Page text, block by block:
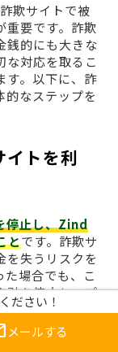
欺サイトで被
重要です。詐欺
銭的にも大きな
な対応を取るこ
す。以下に、詐
的なステップを
イトを利
停止し、Zind
とです。詐欺サ
を失うリスクを
場合でも、こ
引を停止し、プ
とが最も効果的
関連するログ
ださい！
メールする